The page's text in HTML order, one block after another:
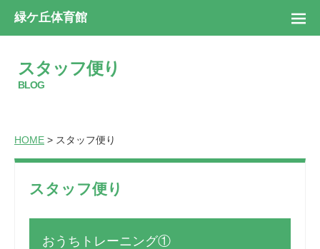
緑ケ丘体育館
スタッフ便り
BLOG
HOME > スタッフ便り
スタッフ便り
おうちトレーニング①